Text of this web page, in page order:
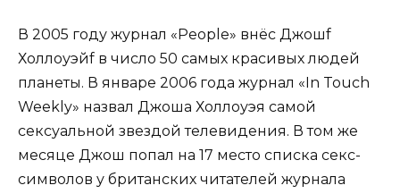
В 2005 году журнал «People» внёс Джошf
Холлоуэйf в число 50 самых красивых людей
планеты. В январе 2006 года журнал «In Touch
Weekly» назвал Джоша Холлоуэя самой
сексуальной звездой телевидения. В том же
месяце Джош попал на 17 место списка секс-
символов у британских читателей журнала